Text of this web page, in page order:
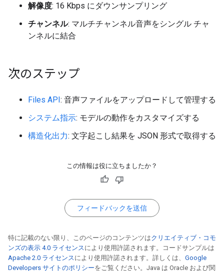
解像度: 16 Kbps にダウンサンプリング
チャンネル: マルチチャンネル音声をシングル チャ
ンネルに結合
次のステップ
Files API: 音声ファイルをアップロードして管理する
システム指示: モデルの動作をカスタマイズする
構造化出力: 文字起こし結果を JSON 形式で取得する
この情報は役に立ちましたか？
フィードバックを送信
特に記載のない限り、このページのコンテンツはクリエイティブ・コモ
ンズの表示 4.0 ライセンス により使用許諾されます。コードサンプルは
Apache 2.0 ライセンス により使用許諾されます。詳しくは、 Google
Developers サイトのポリシーをご覧ください。Java は Oracle および関